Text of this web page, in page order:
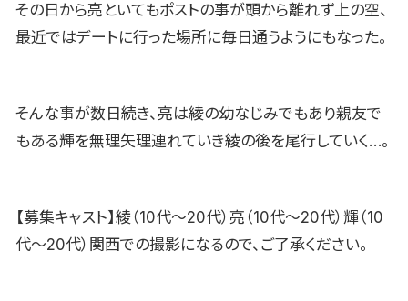
その日から亮といてもポストの事が頭から離れず上の空、
最近ではデートに行った場所に毎日通うようにもなった。
そんな事が数日続き、亮は綾の幼なじみでもあり親友で
もある輝を無理矢理連れていき綾の後を尾行していく…。
【募集キャスト】綾（10代〜20代）亮（10代〜20代）輝（10
代〜20代）関西での撮影になるので、ご了承ください。